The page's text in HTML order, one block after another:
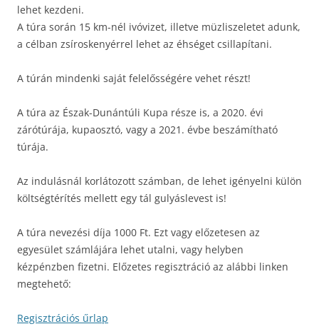
lehet kezdeni.
A túra során 15 km-nél ivóvizet, illetve müzliszeletet adunk,
a célban zsíroskenyérrel lehet az éhséget csillapítani.
A túrán mindenki saját felelősségére vehet részt!
A túra az Észak-Dunántúli Kupa része is, a 2020. évi
zárótúrája, kupaosztó, vagy a 2021. évbe beszámítható
túrája.
Az indulásnál korlátozott számban, de lehet igényelni külön
költségtérítés mellett egy tál gulyáslevest is!
A túra nevezési díja 1000 Ft. Ezt vagy előzetesen az
egyesület számlájára lehet utalni, vagy helyben
kézpénzben fizetni. Előzetes regisztráció az alábbi linken
megtehető:
Regisztrációs űrlap